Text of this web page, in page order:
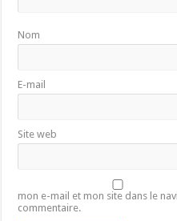
Nom
E-mail
Site web
mon e-mail et mon site dans le
commentaire.